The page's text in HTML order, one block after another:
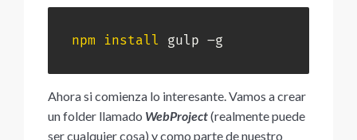
npm install gulp –g
Ahora si comienza lo interesante. Vamos a crear
un folder llamado WebProject(realmente puede
ser cualquier cosa) y como parte de nuestro